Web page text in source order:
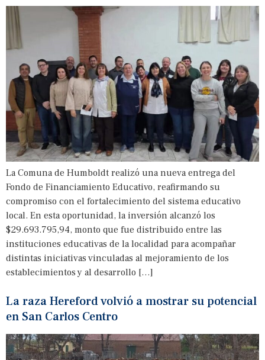
La Comuna de Humboldt realizó una nueva entrega del
Fondo de Financiamiento Educativo, reafirmando su
compromiso con el fortalecimiento del sistema educativo
local. En esta oportunidad, la inversión alcanzó los
$29.693.795,94, monto que fue distribuido entre las
instituciones educativas de la localidad para acompañar
distintas iniciativas vinculadas al mejoramiento de los
establecimientos y al desarrollo […]
La raza Hereford volvió a mostrar su potencial
en San Carlos Centro